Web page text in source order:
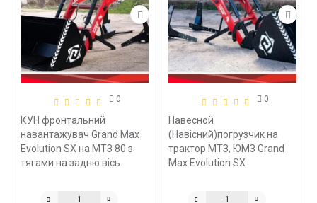
0
КУН фронтальний
навантажувач Grand Max
Evolution SX на МТЗ 80 з
тягами на задню вісь
0
Навесной
(Навісний)погрузчик на
трактор МТЗ, ЮМЗ Grand
Max Evolution SX